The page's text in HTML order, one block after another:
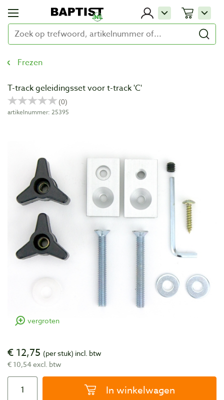
Frezen
T-track geleidingsset voor t-track 'C'
artikelnummer: 25395
vergroten
€ 12,75 (per stuk) incl. btw
€ 10,54 excl. btw
In winkelwagen